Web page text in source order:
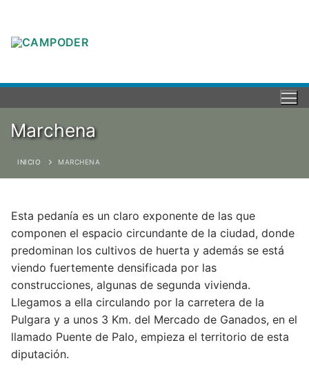
Marchena
INICIO MARCHENA
Esta pedanía es un claro exponente de las que
componen el espacio circundante de la ciudad, donde
predominan los cultivos de huerta y además se está
viendo fuertemente densificada por las
construcciones, algunas de segunda vivienda.
Llegamos a ella circulando por la carretera de la
Pulgara y a unos 3 Km. del Mercado de Ganados, en el
llamado Puente de Palo, empieza el territorio de esta
diputación.